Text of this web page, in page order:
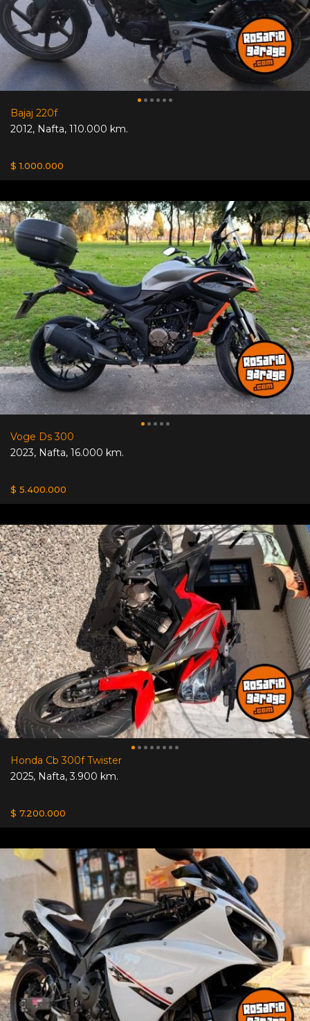
Bajaj 220f
2012, Nafta, 110.000 km.
$ 1.000.000
Voge Ds 300
2023, Nafta, 16.000 km.
$ 5.400.000
Honda Cb 300f Twister
2025, Nafta,3.900 km.
$ 7.200.000